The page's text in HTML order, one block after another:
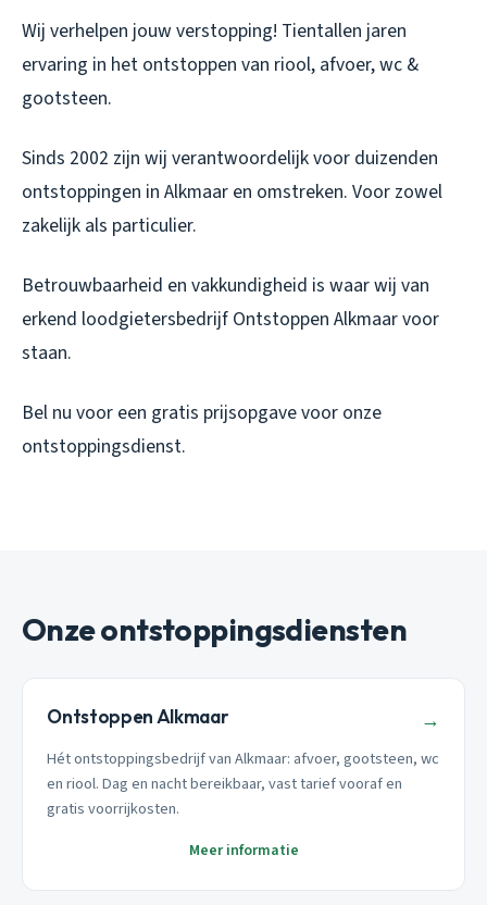
Wij verhelpen jouw verstopping! Tientallen jaren
ervaring in het ontstoppen van riool, afvoer, wc &
gootsteen.
Sinds 2002 zijn wij verantwoordelijk voor duizenden
ontstoppingen in Alkmaar en omstreken. Voor zowel
zakelijk als particulier.
Betrouwbaarheid en vakkundigheid is waar wij van
erkend loodgietersbedrijf Ontstoppen Alkmaar voor
staan.
Bel nu voor een gratis prijsopgave voor onze
ontstoppingsdienst.
Onze ontstoppingsdiensten
Ontstoppen Alkmaar →
Hét ontstoppingsbedrijf van Alkmaar: afvoer, gootsteen, wc
en riool. Dag en nacht bereikbaar, vast tarief vooraf en
gratis voorrijkosten.
Meer informatie